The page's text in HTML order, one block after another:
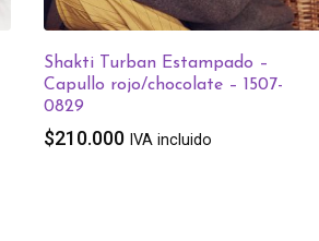
Shakti Turban Estampado –
Capullo rojo/chocolate – 1507-
0829
$210.000 IVA incluido